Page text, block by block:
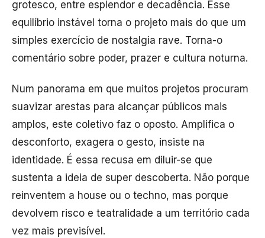
grotesco, entre esplendor e decadência. Esse
equilíbrio instável torna o projeto mais do que um
simples exercício de nostalgia rave. Torna-o
comentário sobre poder, prazer e cultura noturna.
Num panorama em que muitos projetos procuram
suavizar arestas para alcançar públicos mais
amplos, este coletivo faz o oposto. Amplifica o
desconforto, exagera o gesto, insiste na
identidade. É essa recusa em diluir-se que
sustenta a ideia de super descoberta. Não porque
reinventem a house ou o techno, mas porque
devolvem risco e teatralidade a um território cada
vez mais previsível.